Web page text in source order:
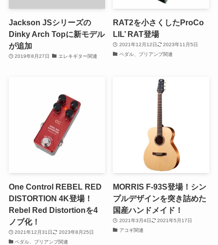
Jackson JSシリーズの
Dinky Arch Topに新モデル
が追加
2019年8月27日 エレキギター関連
RAT2を小さくしたProCo
LIL’ RAT登場
2021年12月12日
2023年11月5日
ペダル、プリアンプ関連
One Control REBEL RED
DISTORTION 4K登場！
Rebel Red Distortionを4
ノブ化！
2021年12月31日
2023年8月25日
ペダル、プリアンプ関連
MORRIS F-93S登場！シン
プルデザインを突き詰めた
国産ハンドメイド！
2021年3月4日
2021年5月17日
アコギ関連